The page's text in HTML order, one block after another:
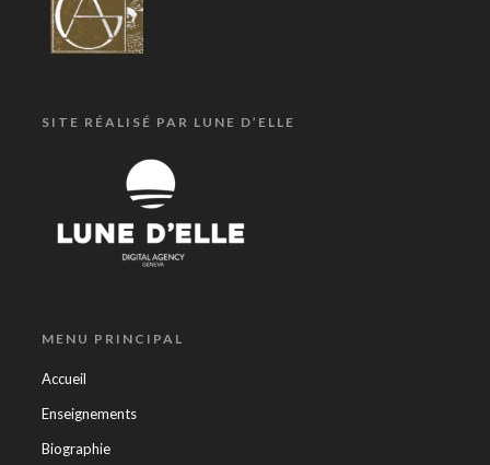
SITE RÉALISÉ PAR LUNE D’ELLE
MENU PRINCIPAL
Accueil
Enseignements
Biographie